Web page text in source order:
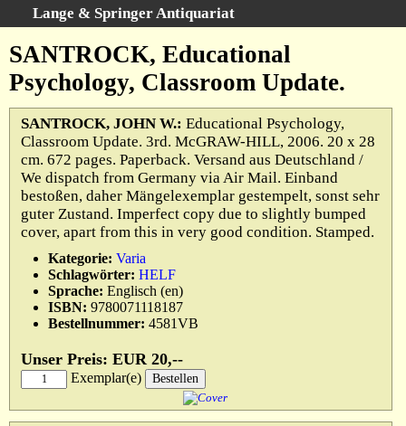
Lange & Springer Antiquariat
Startseite
Erweiterte Suche
Kategorien
Schlagwörter
Gesamtbestand
Warenkorb
Ankauf
AGB
Widerruf
Datenschutz
Impressum
SANTROCK, Educational
Psychology, Classroom Update.
SANTROCK, JOHN W.: Educational Psychology,
Classroom Update. 3rd. McGRAW-HILL, 2006. 20 x 28
cm. 672 pages. Paperback. Versand aus Deutschland /
We dispatch from Germany via Air Mail. Einband
bestoßen, daher Mängelexemplar gestempelt, sonst sehr
guter Zustand. Imperfect copy due to slightly bumped
cover, apart from this in very good condition. Stamped.
Kategorie: Varia
Schlagwörter: HELF
Sprache: Englisch (en)
ISBN: 9780071118187
Bestellnummer: 4581VB
Unser Preis: EUR 20,--
Exemplar(e)